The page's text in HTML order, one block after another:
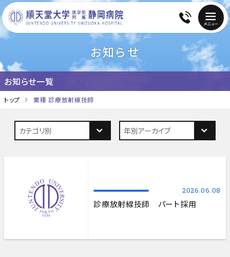
お知らせ
お知らせ一覧
トップ 業種 診療放射線技師
2026.06.08
診療放射線技師 パート採用